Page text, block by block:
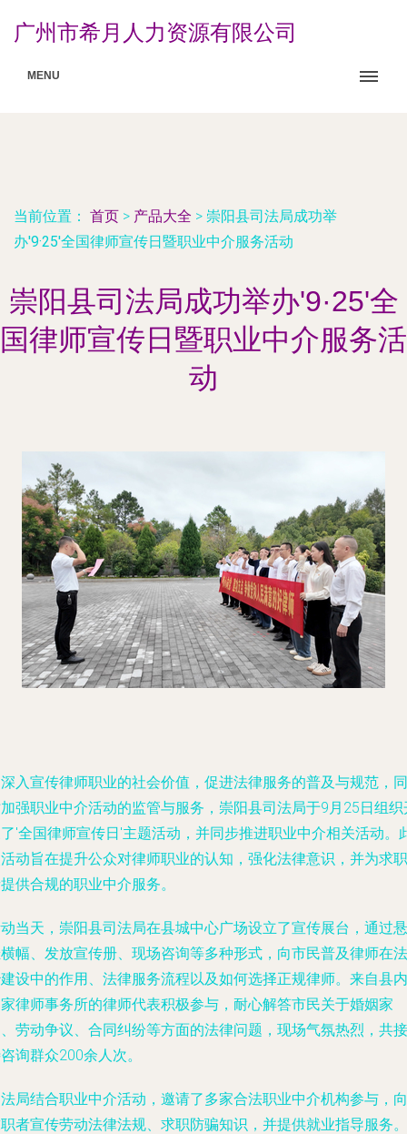
广州市希月人力资源有限公司
MENU
当前位置： 首页 > 产品大全 > 崇阳县司法局成功举
办'9·25'全国律师宣传日暨职业中介服务活动
崇阳县司法局成功举办'9·25'全
国律师宣传日暨职业中介服务活
动
入宣传律师职业的社会价值，促进法律服务的普及与规范，同
强职业中介活动的监管与服务，崇阳县司法局于9月25日组织
'全国律师宣传日'主题活动，并同步推进职业中介相关活动。
动旨在提升公众对律师职业的认知，强化法律意识，并为求职
供合规的职业中介服务。
当天，崇阳县司法局在县城中心广场设立了宣传展台，通过悬
幅、发放宣传册、现场咨询等多种形式，向市民普及律师在法
设中的作用、法律服务流程以及如何选择正规律师。来自县内
律师事务所的律师代表积极参与，耐心解答市民关于婚姻家
劳动争议、合同纠纷等方面的法律问题，现场气氛热烈，共接
询群众200余人次。
局结合职业中介活动，邀请了多家合法职业中介机构参与，向
者宣传劳动法律法规、求职防骗知识，并提供就业指导服务。